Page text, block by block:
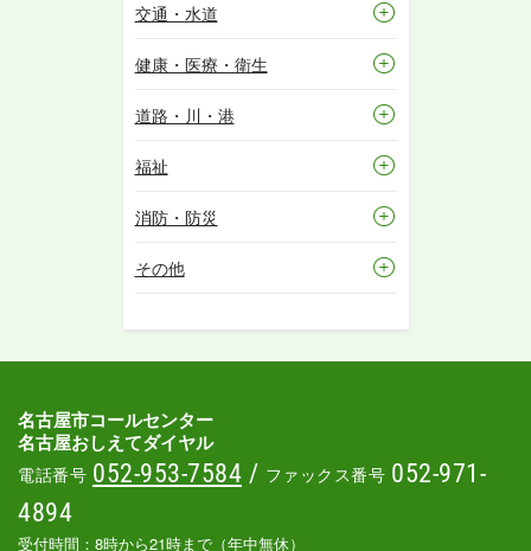
交通・水道
健康・医療・衛生
道路・川・港
福祉
消防・防災
その他
名古屋市コールセンター
名古屋おしえてダイヤル
電話番号 052-953-7584 / ファックス番号 052-971-
4894
受付時間：8時から21時まで（年中無休）